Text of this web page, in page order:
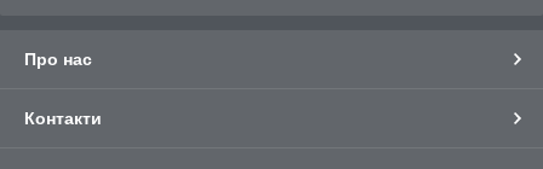
Про нас
Контакти